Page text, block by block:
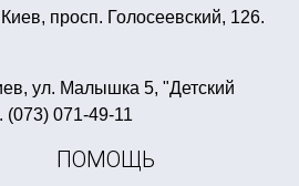
купить снежинки украина
стиле
для детей дождик для елки
с гелием
зубы вампира купить
Киев, просп. Голосеевский, 126.
ул. Малышка 5, "Детский
(073) 071-49-11
ПОМОЩЬ